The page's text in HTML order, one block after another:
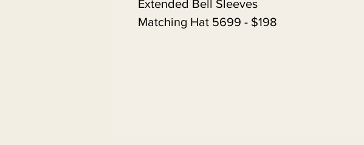
Extended Bell Sleeves
Matching Hat 5699 - $198